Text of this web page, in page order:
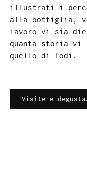
illustrati i
alla bottiglia,
lavoro vi sia
quanta storia vi
quello di Todi.
Visite e